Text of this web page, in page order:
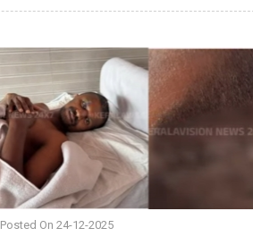
Posted On 24-12-2025